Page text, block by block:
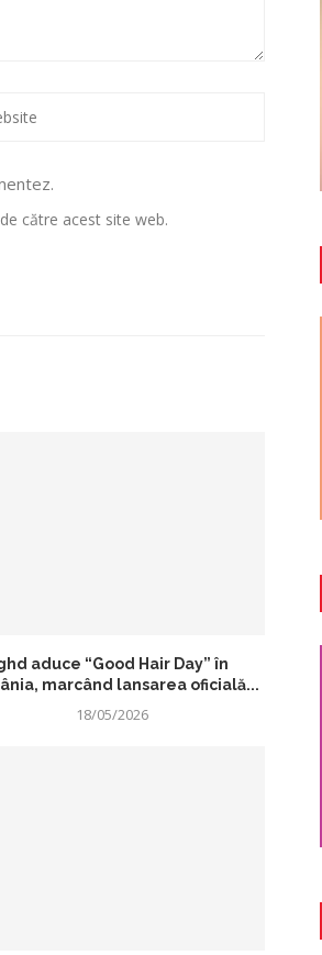
către acest site web.
aduce “Good Hair Day” în
marcând lansarea oficială...
18/05/2026